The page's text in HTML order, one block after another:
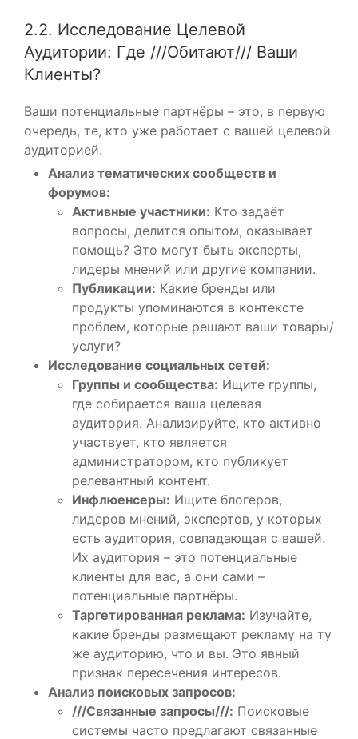
2.2. Исследование Целевой
Аудитории: Где ///Обитают/// Ваши
Клиенты?
Ваши потенциальные партнёры – это, в первую
очередь, те, кто уже работает с вашей целевой
аудиторией.
Анализ тематических сообществ и
форумов:
Активные участники: Кто задаёт
вопросы, делится опытом, оказывает
помощь? Это могут быть эксперты,
лидеры мнений или другие компании.
Публикации: Какие бренды или
продукты упоминаются в контексте
проблем, которые решают ваши товары/
услуги?
Исследование социальных сетей:
Группы и сообщества: Ищите группы,
где собирается ваша целевая
аудитория. Анализируйте, кто активно
участвует, кто является
администратором, кто публикует
релевантный контент.
Инфлюенсеры: Ищите блогеров,
лидеров мнений, экспертов, у которых
есть аудитория, совпадающая с вашей.
Их аудитория – это потенциальные
клиенты для вас, а они сами –
потенциальные партнёры.
Таргетированная реклама: Изучайте,
какие бренды размещают рекламу на ту
же аудиторию, что и вы. Это явный
признак пересечения интересов.
Анализ поисковых запросов:
///Связанные запросы///: Поисковые
системы часто предлагают связанные